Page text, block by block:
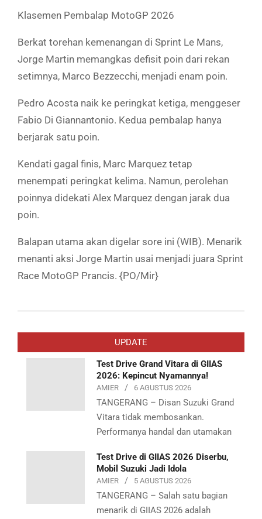
Klasemen Pembalap MotoGP 2026
Berkat torehan kemenangan di Sprint Le Mans,
Jorge Martin memangkas defisit poin dari rekan
setimnya, Marco Bezzecchi, menjadi enam poin.
Pedro Acosta naik ke peringkat ketiga, menggeser
Fabio Di Giannantonio. Kedua pembalap hanya
berjarak satu poin.
Kendati gagal finis, Marc Marquez tetap
menempati peringkat kelima. Namun, perolehan
poinnya didekati Alex Marquez dengan jarak dua
poin.
Balapan utama akan digelar sore ini (WIB). Menarik
menanti aksi Jorge Martin usai menjadi juara Sprint
Race MotoGP Prancis. {PO/Mir}
05-
UPDATE
Test Drive Grand Vitara di GIIAS
2026: Kepincut Nyamannya!
AMIER 6 AGUSTUS 2026
TANGERANG – Disan Suzuki Grand
Vitara tidak membosankan.
Performanya handal dan utamakan
Test Drive di GIIAS 2026 Diserbu,
Mobil Suzuki Jadi Idola
AMIER 5 AGUSTUS 2026
TANGERANG – Salah satu bagian
menarik di GIIAS 2026 adalah